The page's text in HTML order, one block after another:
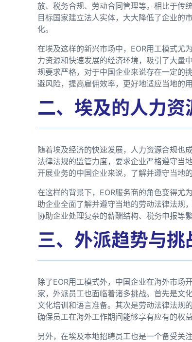
放、税务合规、劳动合同管理等。相比于传
目标国家建立法人实体，大大降低了企业的
化。
在埃及这样的新兴市场中，EOR用工模式尤
力资源和快速发展的经济环境，吸引了大量
规要求严格，对于中国企业来说存在一定的
避风险，提高雇佣效率，更好地适应当地的用
二、埃及的人力资
随着埃及经济的快速发展，人力资源合规也
法律法规的监管力度，要求企业严格遵守当
开展业务的中国企业来说，了解并遵守当地
在这样的背景下，EOR服务商的角色变得尤
助企业全面了解并遵守当地的劳动法律法规
协助企业处理复杂的薪酬结构、税务申报等
三、外派趋势与挑
除了EOR用工模式外，中国企业在海外市场
家，外派员工也面临着诸多挑战。首先是文
文化培训和语言准备。其次是劳动法律法规
确保员工在海外工作期间能够享有应有的权益
另外，在埃及本地招聘员工也是一个备受关